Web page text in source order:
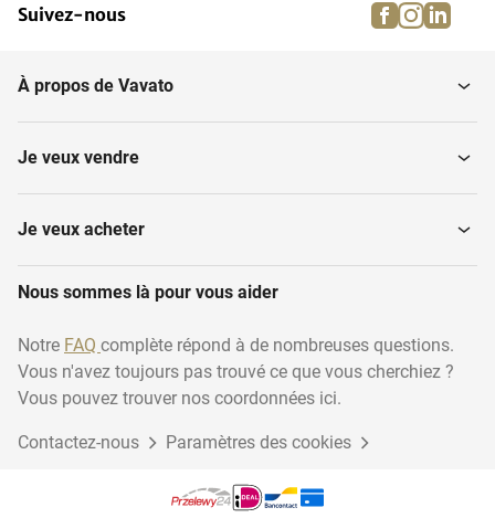
Conifères Arbres fruitiers
Arbres de forme
sphérique
Olivier
Arbres à feuilles
persistantes
Suivez-nous facebook
À propos de Vavato
Je veux vendre
Je veux acheter
Nous sommes là pour vous aider
Notre FAQ complète répond à de nombreuses questions.
Vous n'avez toujours pas trouvé ce que vous cherchiez ?
Vous pouvez trouver nos coordonnées ici.
Contactez-nous Paramètres des cookies